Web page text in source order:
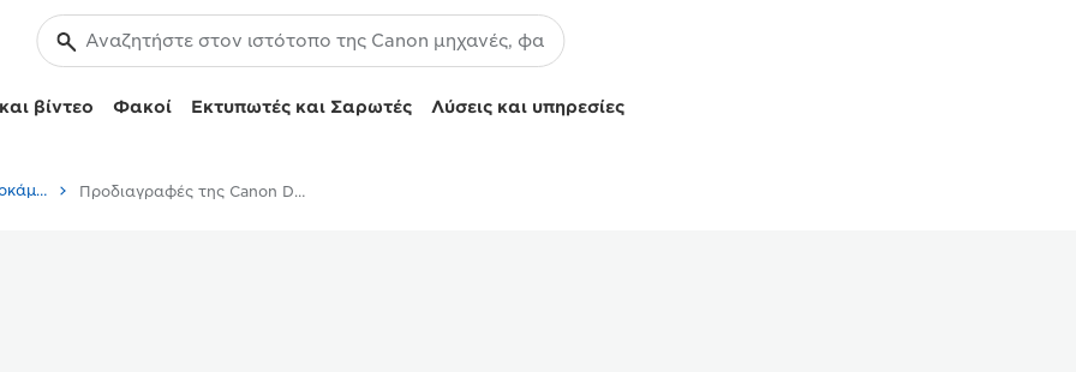
βίντεο Φακοί Εκτυπωτές και Σαρωτές Λύσεις και υπηρεσίες
Canon DP-V2411 - Βιντεοκάμερες Προδιαγραφές της Canon DP-V2411